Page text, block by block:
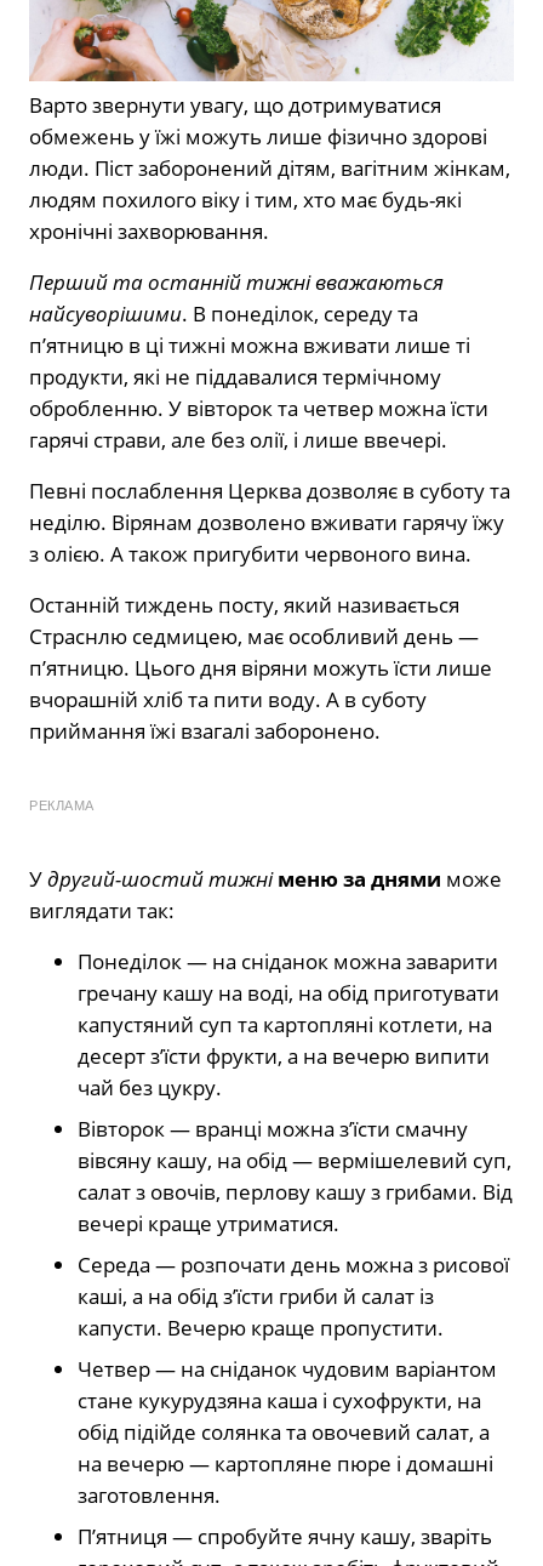
Варто звернути увагу, що дотримуватися
обмежень у їжі можуть лише фізично здорові
люди. Піст заборонений дітям, вагітним жінкам,
людям похилого віку і тим, хто має будь-які
хронічні захворювання.
Перший та останній тижні вважаються
найсуворішими. В понеділок, середу та
п’ятницю в ці тижні можна вживати лише ті
продукти, які не піддавалися термічному
обробленню. У вівторок та четвер можна їсти
гарячі страви, але без олії, і лише ввечері.
Певні послаблення Церква дозволяє в суботу та
неділю. Вірянам дозволено вживати гарячу їжу
з олією. А також пригубити червоного вина.
Останній тиждень посту, який називається
Страснлю седмицею, має особливий день —
п’ятницю. Цього дня віряни можуть їсти лише
вчорашній хліб та пити воду. А в суботу
приймання їжі взагалі заборонено.
РЕКЛАМА
Удругий-шостий тижні меню за днями може
виглядати так:
Понеділок — на сніданок можна заварити
гречану кашу на воді, на обід приготувати
капустяний суп та картопляні котлети, на
десерт з’їсти фрукти, а на вечерю випити
чай без цукру.
Вівторок — вранці можна з’їсти смачну
вівсяну кашу, на обід — вермішелевий суп,
салат з овочів, перлову кашу з грибами. Від
вечері краще утриматися.
Середа — розпочати день можна з рисової
каші, а на обід з’їсти гриби й салат із
капусти. Вечерю краще пропустити.
Четвер — на сніданок чудовим варіантом
стане кукурудзяна каша і сухофрукти, на
обід підійде солянка та овочевий салат, а
на вечерю — картопляне пюре і домашні
заготовлення.
П’ятниця — спробуйте ячну кашу, зваріть